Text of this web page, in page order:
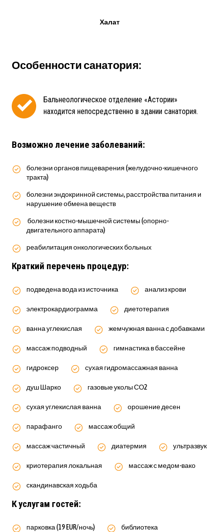
Халат
Особенности санатория:
Бальнеологическое отделение «Астории»
находится непосредственно в здании санатория.
Возможно лечение заболеваний:
болезни органов пищеварения (желудочно-кишечного
тракта)
болезни эндокринной системы, расстройства питания и
нарушение обмена веществ
болезни костно-мышечной системы (опорно-
двигательного аппарата)
реабилитация онкологических больных
Краткий перечень процедур:
подведена вода из источника анализ крови
электрокардиограмма диетотерапия
ванна углекислая жемчужная ванна с добавками
массаж подводный гимнастика в бассейне
гидроксер сухая гидромассажная ванна
душ Шарко газовые уколы СО2
сухая углекислая ванна орошение десен
парафанго массаж общий
массаж частичный диатермия ультразвук
криотерапия локальная массаж с медом-вако
скандинавская ходьба
К услугам гостей:
парковка (19 EUR/ночь) библиотека